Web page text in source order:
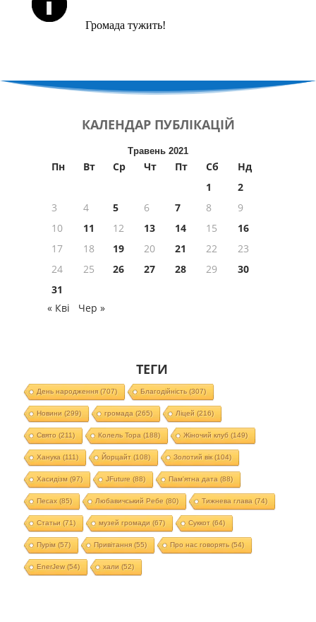
Громада тужить!
КАЛЕНДАР ПУБЛІКАЦІЙ
Травень 2021
Пн Вт Ср Чт Пт Сб
Нд
1
2
3
4 5 6 7 8
9
10
11 12 13 14 15
16
17
18 19 20 21 22
23
24
25 26 27 28 29
30
31
« Кві
Чер »
ТЕГИ
День народження(707) Благодійність(307)
Новини (299) громада (265) Ліцей (216)
Свято (211) Колель Тора (188) Жіночий клуб (149)
Ханука (111) Йорцайт (108) Золотий вік(104)
Хасидізм (97) JFuture (88) Пам'ятна дата (88)
Песах(85) Любавичський Ребе (80) Тижнева глава (74)
Статьи (71) музей громади (67) Суккот (64)
Пурім (57) Привітання(55) Про нас говорять(54)
EnerJew(54) хали (52)